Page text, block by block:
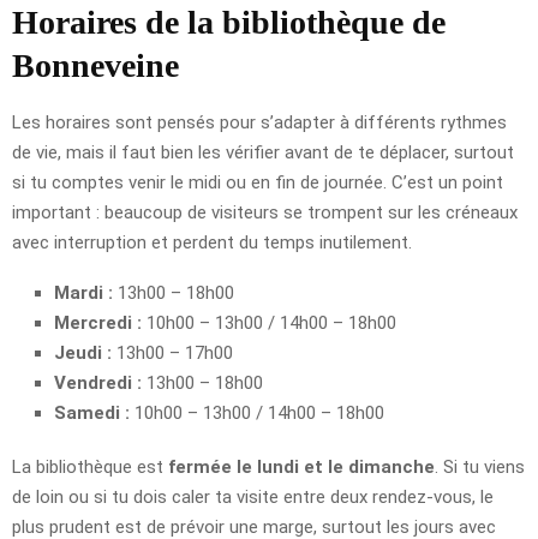
Horaires de la bibliothèque de
Bonneveine
Les horaires sont pensés pour s’adapter à différents rythmes
de vie, mais il faut bien les vérifier avant de te déplacer, surtout
si tu comptes venir le midi ou en fin de journée. C’est un point
important : beaucoup de visiteurs se trompent sur les créneaux
avec interruption et perdent du temps inutilement.
Mardi : 13h00 – 18h00
Mercredi : 10h00 – 13h00 / 14h00 – 18h00
Jeudi : 13h00 – 17h00
Vendredi : 13h00 – 18h00
Samedi : 10h00 – 13h00 / 14h00 – 18h00
La bibliothèque est fermée le lundi et le dimanche . Si tu viens
de loin ou si tu dois caler ta visite entre deux rendez-vous, le
plus prudent est de prévoir une marge, surtout les jours avec